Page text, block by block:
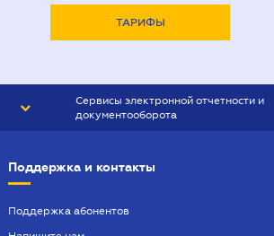
ТАРИФЫ
Сервисы электронной отчетности и
документооборота
Поддержка и контакты
Поддержка абонентов